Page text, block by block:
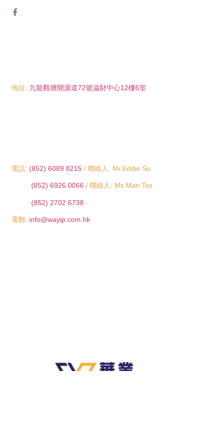
電話: (852) 6089 8215 / 聯絡人: Mr.Eddie So
(852) 6926 0066/ 聯絡人: Ms.Man Tse
(852) 2702 6738
電郵: info@wayip.com.hk
地址: 九龍觀塘開源道72號溢財中心12樓6室